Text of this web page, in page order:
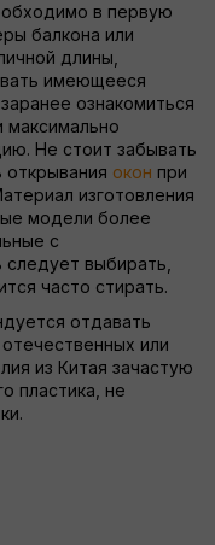
в первую
балкона или
длины,
имеющееся
ознакомиться
максимально
Не стоит забывать
открывания окон при
изготовления
модели более
с
выбирать,
часто стирать.
отдавать
или
из Китая зачастую
пластика, не